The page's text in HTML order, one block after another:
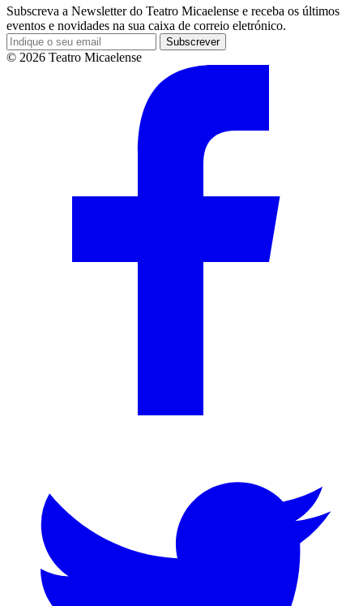
Subscreva a Newsletter do Teatro Micaelense e receba os últimos
eventos e novidades na sua caixa de correio eletrónico.
Subscrever
© 2026 Teatro Micaelense